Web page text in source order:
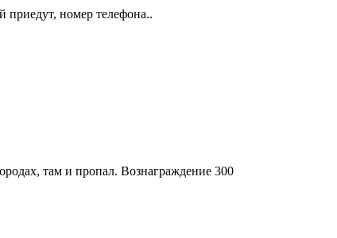
приедут, номер телефона..
там и пропал. Вознаграждение 300